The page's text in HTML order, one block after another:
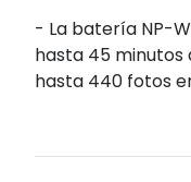
- La batería NP-
hasta 45 minutos
hasta 440 fotos